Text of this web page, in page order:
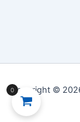
Copyright ©
0